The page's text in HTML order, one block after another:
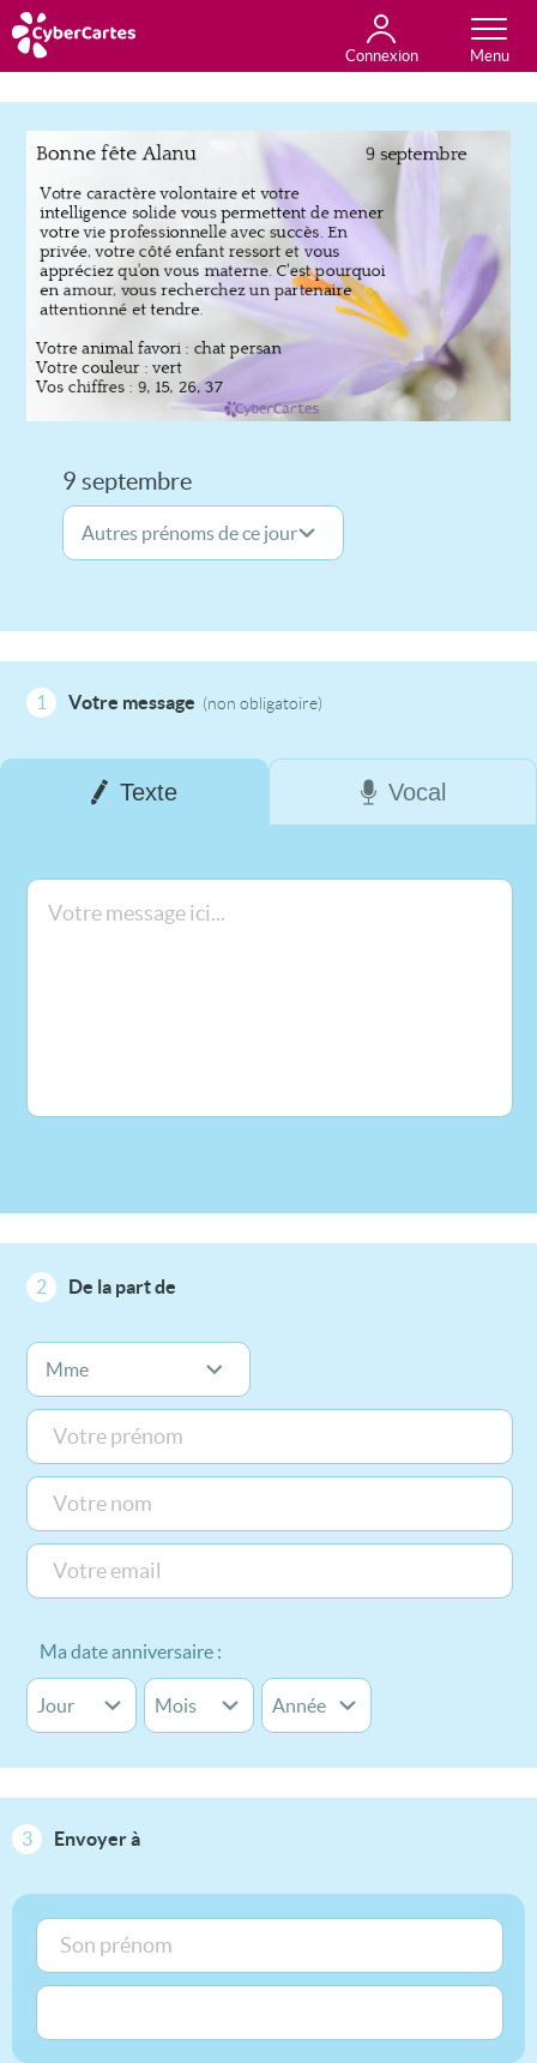
Connexion
Anniversaire
Fête du jour
Amour
Amitié
Merci
Toutes les cartes
9 septembre
1 Votre message (non obligatoire)
Texte Vocal
2 De la part de
Ma date anniversaire :
3 Envoyer à